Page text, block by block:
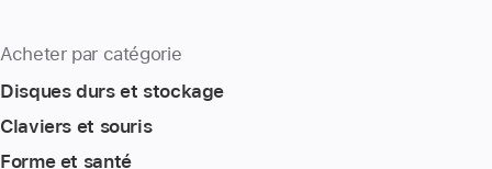
Acheter par catégorie
Disques durs et stockage
Claviers et souris
Forme et santé